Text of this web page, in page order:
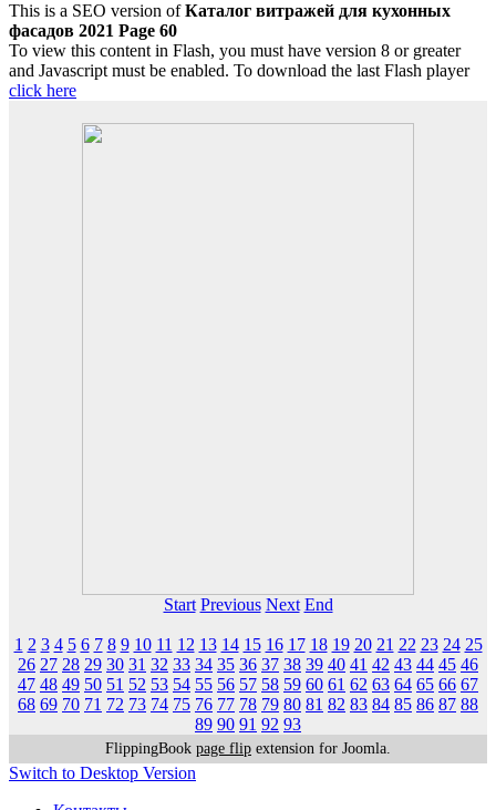
This is a SEO version ofКаталог витражей для кухонных
фасадов 2021 Page 60
To view this content in Flash, you must have version 8 or greater
and Javascript must be enabled. To download the last Flash player
click here
Start Previous Next End
1 2 3 4 5 6 7 8 9 10 11 12 13 14 15 16 17 18 19 20 21 22 23 24 25
26 27 28 29 30 31 32 33 34 35 36 37 38 39 40 41 42 43 44 45 46
47 48 49 50 51 52 53 54 55 56 57 58 59 60 61 62 63 64 65 66 67
68 69 70 71 72 73 74 75 76 77 78 79 80 81 82 83 84 85 86 87 88
89 90 91 92 93
FlippingBook page flip extension for Joomla.
Switch to Desktop Version